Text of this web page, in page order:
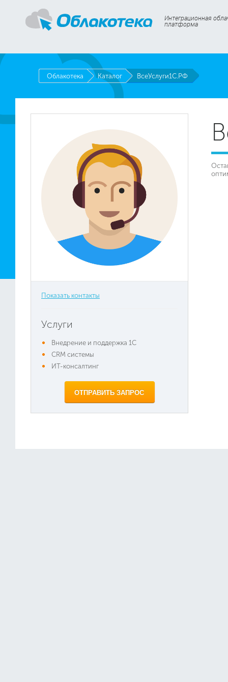
Интеграционная
платформа
Облакотека Каталог ВсеУслуги1С.РФ
Показать контакты
Услуги
Внедрение и поддержка 1C
CRM системы
ИТ-консалтинг
ОТПРАВИТЬ ЗАПРОС